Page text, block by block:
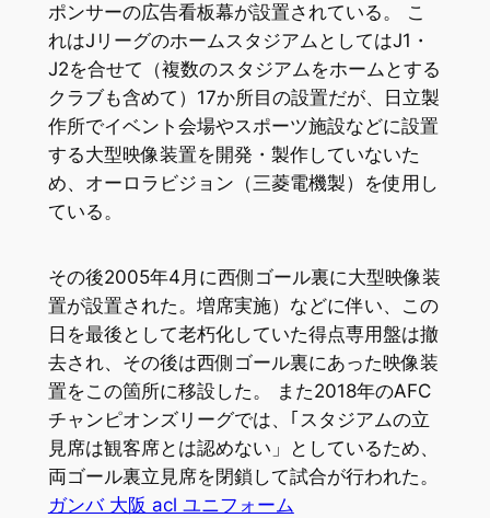
ポンサーの広告看板幕が設置されている。 こ
れはJリーグのホームスタジアムとしてはJ1・
J2を合せて（複数のスタジアムをホームとする
クラブも含めて）17か所目の設置だが、日立製
作所でイベント会場やスポーツ施設などに設置
する大型映像装置を開発・製作していないた
め、オーロラビジョン（三菱電機製）を使用し
ている。
その後2005年4月に西側ゴール裏に大型映像装
置が設置された。増席実施）などに伴い、この
日を最後として老朽化していた得点専用盤は撤
去され、その後は西側ゴール裏にあった映像装
置をこの箇所に移設した。 また2018年のAFC
チャンピオンズリーグでは、｢スタジアムの立
見席は観客席とは認めない」としているため、
両ゴール裏立見席を閉鎖して試合が行われた。
ガンバ 大阪 acl ユニフォーム